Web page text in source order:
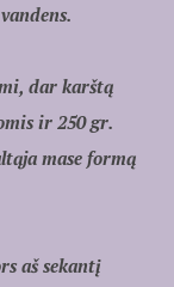
dar karštą
ir 250 gr.
mase formą
aš sekantį